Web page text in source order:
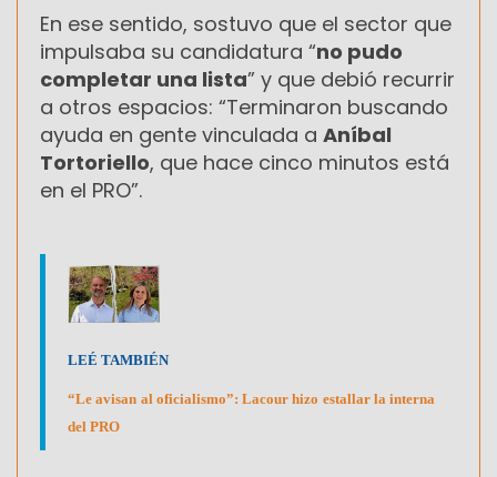
En ese sentido, sostuvo que el sector que
impulsaba su candidatura “no pudo
completar una lista” y que debió recurrir
a otros espacios: “Terminaron buscando
ayuda en gente vinculada a Aníbal
Tortoriello, que hace cinco minutos está
en el PRO”.
LEÉ TAMBIÉN
“Le avisan al oficialismo”: Lacour hizo estallar la interna
del PRO